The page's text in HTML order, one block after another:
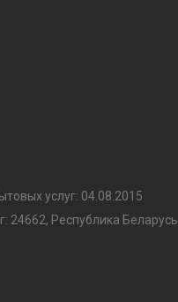
услуг: 04.08.2015
24662, Республика Беларусь